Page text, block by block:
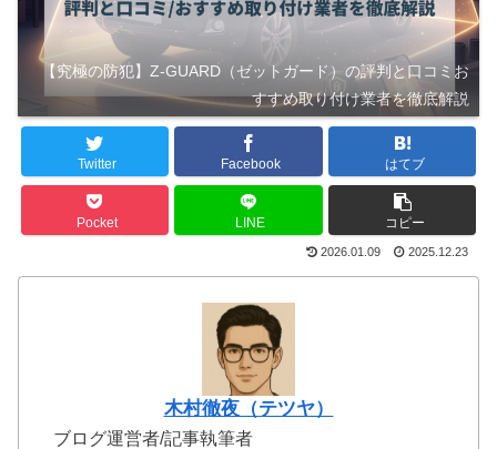
【究極の防犯】Z-GUARD（ゼットガード）の評判と口コミお
すすめ取り付け業者を徹底解説
Twitter Facebook はてブ
Pocket LINE コピー
2026.01.09 2025.12.23
木村徹夜（テツヤ）
ブログ運営者/記事執筆者